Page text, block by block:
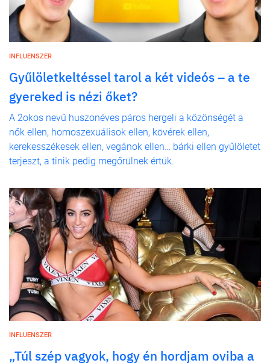
INFLUENSZER
Gyűlöletkeltéssel tarol a két videós – a te
gyereked is nézi őket?
A 2okos nevű huszonéves páros hergeli a közönségét a
nők ellen, homoszexuálisok ellen, kövérek ellen,
kerekesszékesek ellen, vegánok ellen… bárki ellen gyűlöletet
terjeszt, a tinik pedig megőrülnek értük.
INFLUENSZER
„Túl szép vagyok, hogy én hordjam oviba a